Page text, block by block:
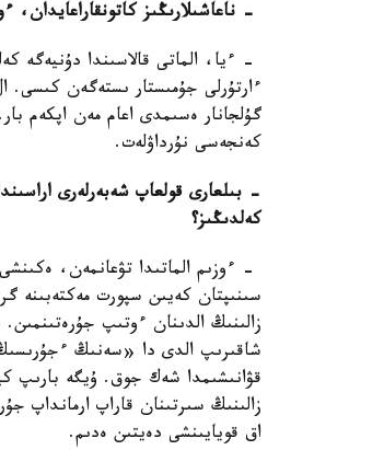
- ناعاشىلارىڭىز
- ءيا، الماتى قالاسىندا دۇنيەگە
ءارتۇرلى جۇمىستار ىستەگەن كىسى.
گۇلجانار ەسىمدى اعام مەن اپكەم
كەنجەسى نۇرداۋلەت.
- بىلعارى قولعاپ شەبەرلەرى
كەلدىڭىز؟
- ءوزىم الماتىدا تۋعانمەن،
سىنىپتان كەيىن سپورت مەكتەبىنە
زالىنىڭ الدىنان ءوتىپ
شاقىرىپ الدى دا «سەنىڭ
قۋانىشىمدا شەك جوق. ۇيگە بارىپ
زالىنىڭ سىرتىنان قاراپ ارمانداپ
اق قويايىنشى دەيتىن ەدىم.